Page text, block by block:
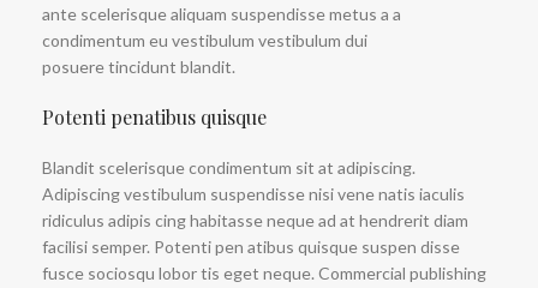
ante scelerisque aliquam suspendisse metus a a
condimentum eu vestibulum vestibulum dui
posuere tincidunt blandit.
Potenti penatibus quisque
Blandit scelerisque condimentum sit at adipiscing.
Adipiscing vestibulum suspendisse nisi vene natis iaculis
ridiculus adipis cing habitasse neque ad at hendrerit diam
facilisi semper. Potenti pen atibus quisque suspen disse
fusce sociosqu lobor tis eget neque. Commercial publishing